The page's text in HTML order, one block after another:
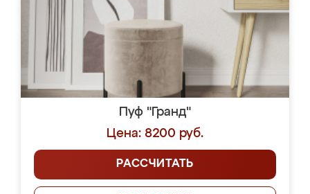
Пуф "Гранд"
Цена: 8200 руб.
РАССЧИТАТЬ